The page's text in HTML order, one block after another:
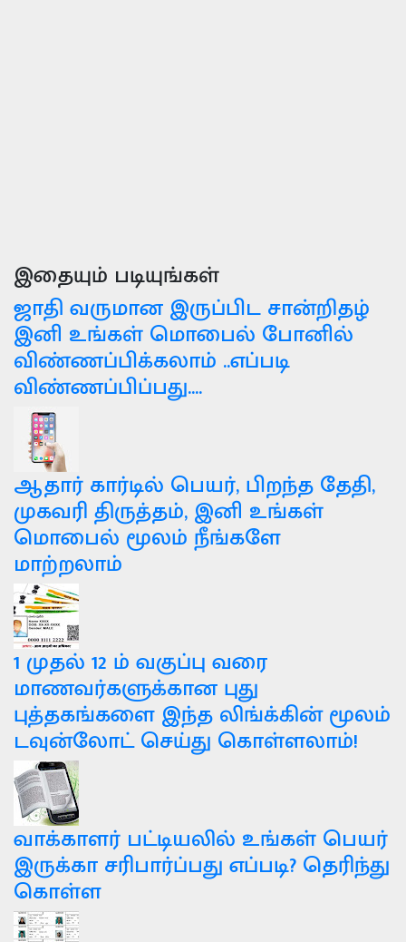
இதையும் படியுங்கள்
ஜாதி வருமான இருப்பிட சான்றிதழ்
இனி உங்கள் மொபைல் போனில்
விண்ணப்பிக்கலாம் ..எப்படி
விண்ணப்பிப்பது....
ஆதார் கார்டில் பெயர், பிறந்த தேதி,
முகவரி திருத்தம், இனி உங்கள்
மொபைல் மூலம் நீங்களே
மாற்றலாம்
1 முதல் 12 ம் வகுப்பு வரை
மாணவர்களுக்கான புது
புத்தகங்களை இந்த லிங்க்கின் மூலம்
டவுன்லோட் செய்து கொள்ளலாம்!
வாக்காளர் பட்டியலில் உங்கள் பெயர்
இருக்கா சரிபார்ப்பது எப்படி? தெரிந்து
கொள்ள